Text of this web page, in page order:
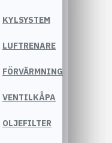
KYLSYSTEM
LUFTRENARE
FÖRVÄRMNING
VENTILKÅPA
OLJEFILTER